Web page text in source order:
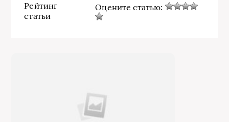
Рейтинг
статьи
Оцените статью: